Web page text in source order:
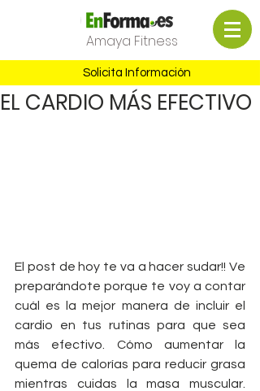
Amaya Fitness
Solicita Información
EL CARDIO MÁS EFECTIVO
El post de hoy te va a hacer sudar!! Ve
preparándote porque te voy a contar
cuál es la mejor manera de incluir el
cardio en tus rutinas para que sea
más efectivo. Cómo aumentar la
quema de calorías para reducir grasa
mientras cuidas la masa muscular.